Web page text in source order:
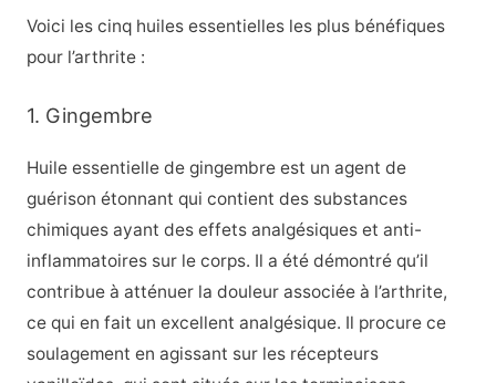
Voici les cinq huiles essentielles les plus bénéfiques
pour l’arthrite :
1. Gingembre
Huile essentielle de gingembre est un agent de
guérison étonnant qui contient des substances
chimiques ayant des effets analgésiques et anti-
inflammatoires sur le corps. Il a été démontré qu’il
contribue à atténuer la douleur associée à l’arthrite,
ce qui en fait un excellent analgésique. Il procure ce
soulagement en agissant sur les récepteurs